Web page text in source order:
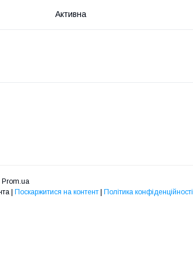
Активна
Prom.ua
Рехаб Эксперт - Медицинское Оборудование для Клиник и Реабилитации Пациента | Поскаржитися на контент | Політика конфіденційності